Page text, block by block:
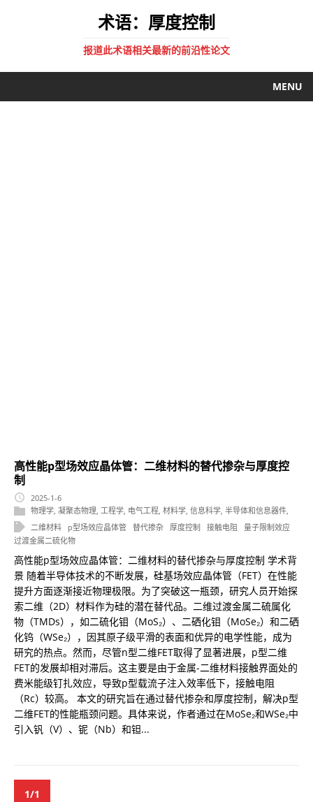
术语：厚度控制
报道此术语相关最新的前沿性论文
MENU
高性能p型场效应晶体管：二维材料的替代掺杂与厚度控
制
2025-1-6
物理学, 凝聚态物理, 工程学, 电气工程, 材料学, 信息科学, 半导体和信息器件,
二维材料
p型场效应晶体管 替代掺杂 厚度控制 接触电阻
量子限制效应
过渡金属二硫化物
高性能p型场效应晶体管：二维材料的替代掺杂与厚度控制 学术背
景 随着半导体技术的不断发展，硅基场效应晶体管（FET）在性能
提升方面逐渐接近物理极限。为了突破这一瓶颈，研究人员开始探
索二维（2D）材料作为硅的潜在替代品。二维过渡金属二硫属化
物（TMDs），如二硫化钼（MoS₂）、二硒化钼（MoSe₂）和二硒
化钨（WSe₂），因其原子级平滑的表面和优异的电学性能，成为
研究的热点。然而，尽管n型二维FET取得了显著进展，p型二维
FET的发展却相对滞后。这主要是由于金属-二维材料接触界面处的
费米能级钉扎效应，导致p型载流子注入效率低下，接触电阻
（Rc）较高。 本文的研究旨在通过替代掺杂和厚度控制，解决p型
二维FET的性能瓶颈问题。具体来说，作者通过在MoSe₂和WSe₂中
引入钒（V）、铌（Nb）和钽...
1/1